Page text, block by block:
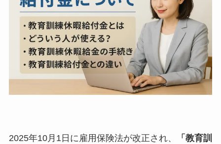
2025年10月1日に雇用保険法が改正され、
「教育訓